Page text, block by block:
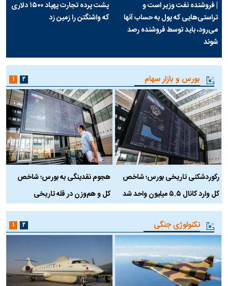
| فروشنده نفت وزیر است و
تراستی‌هایی که پول به حساب آنها
می‌رود، باید توسط فروشنده رصد
شوند
پشت پرده تجارت پهپاد‌ ۱۵۰۰ دلاری
که واشنگتن را زمین زد
بورس و بازار سهام
رکوردشکنی تاریخی بورس؛ شاخص
کل وارد کانال ۵.۵ میلیون واحد شد
هجوم نقدینگی به بورس؛ شاخص
کل و هم‌وزن در قله تاریخی
۱ ۲
تکنولوژی جنگی ۱ ۲